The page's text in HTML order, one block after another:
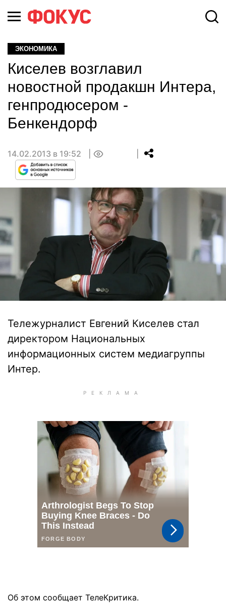
ЭКОНОМИКА
Киселев возглавил
новостной продакшн Интера,
генпродюсером -
Бенкендорф
14.02.2013 в 19:52
Тележурналист Евгений Киселев стал
директором Национальных
информационных систем медиагруппы
Интер.
Об этом сообщает ТелеКритика.